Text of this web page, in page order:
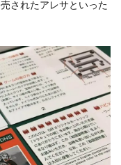
されたアレサといった